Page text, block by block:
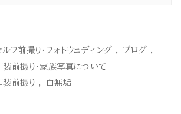
ルフ前撮り・フォトウェディング
ブログ
装前撮り・家族写真について
装前撮り 白無垢